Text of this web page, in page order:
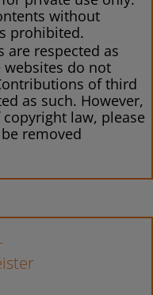
without
prohibited.
are respected as
websites do not
of third
as such. However,
law, please
removed